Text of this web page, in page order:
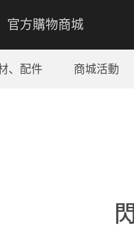
官方購物商城
、配件 商城活動